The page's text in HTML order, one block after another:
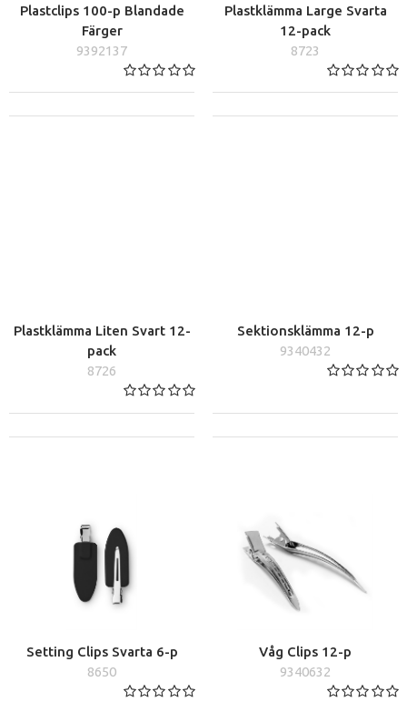
Plastclips 100-p Blandade
Färger
9392137
Plastklämma Large Svarta
12-pack
8723
Plastklämma Liten Svart 12-
pack
8726
Sektionsklämma 12-p
9340432
Setting Clips Svarta 6-p
8650
Våg Clips 12-p
9340632